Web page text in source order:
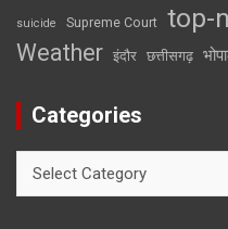
suicide Supreme Court top-
Weather इंदौर छत्तीसगढ़
Categories